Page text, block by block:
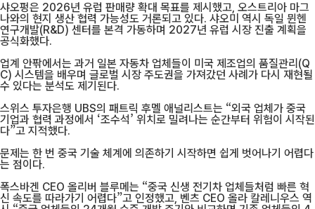
샤오펑은 2026년 유럽 판매량 확대 목표를 제시했고, 오스트리아 마그
나와의 현지 생산 협력 가능성도 거론되고 있다. 샤오미 역시 독일 뮌헨
연구개발(R&D) 센터를 본격 가동하며 2027년 유럽 시장 진출 계획을
공식화했다.
업계 안팎에서는 과거 일본 자동차 업체들이 미국 제조업의 품질관리(Q
C) 시스템을 배우며 글로벌 시장 주도권을 가져갔던 사례가 다시 재현될
수 있다는 분석도 제기된다.
스위스 투자은행 UBS의 패트릭 후멜 애널리스트는 “외국 업체가 중국
기업과 협력 과정에서 ‘조수석’ 위치로 밀려나는 순간부터 위험이 시작된
다”고 지적했다.
문제는 한 번 중국 기술 체계에 의존하기 시작하면 쉽게 벗어나기 어렵다
는 점이다.
폭스바겐 CEO 올리버 블루메는 “중국 신생 전기차 업체들처럼 빠른 혁
신 속도를 따라가기 어렵다”고 인정했고, 벤츠 CEO 올라 칼레니우스 역